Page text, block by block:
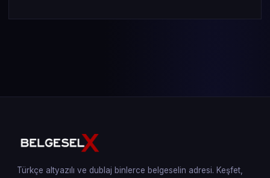
Türkçe altyazılı ve dublaj binlerce belgeselin adresi. Keşfet,